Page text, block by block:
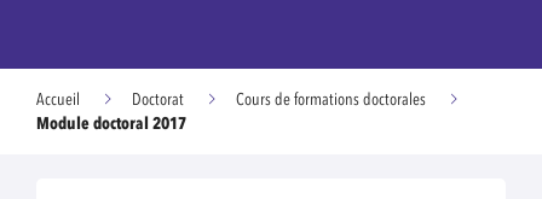
Accueil Doctorat
Cours de formations doctorales
Module doctoral 2017